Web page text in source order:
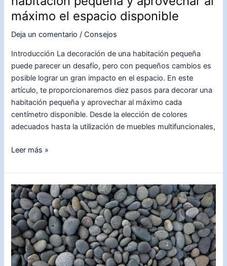
máximo el espacio disponible
Deja un comentario / Consejos
Introducción La decoración de una habitación pequeña
puede parecer un desafío, pero con pequeños cambios es
posible lograr un gran impacto en el espacio. En este
artículo, te proporcionaremos diez pasos para decorar una
habitación pequeña y aprovechar al máximo cada
centímetro disponible. Desde la elección de colores
adecuados hasta la utilización de muebles multifuncionales,
Ideas
para
decorar
una
habitación
pequeña
y
aprovechar
al
Leer más »